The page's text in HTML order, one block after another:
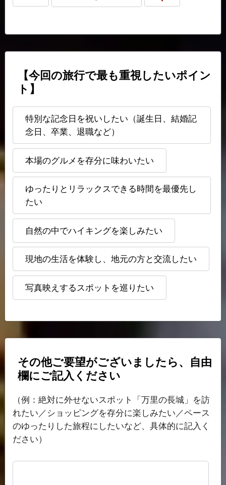
【今回の旅行で最も重視したいポイン
ト】
特別な記念日を祝いしたい（誕生日、結婚記
念日、卒業、退職など）
本場のグルメを存分に味わいたい
ゆったりとリラックスできる時間を最優先し
たい
自然の中でハイキングを楽しみたい
現地の生活を体験し、地元の方と交流したい
写真映えするスポットを巡りたい
その他ご要望がございましたら、自由
欄にご記入ください
（例：絶対に外せないスポット「万里の長城」を訪
れたい／ショッピングを存分に楽しみたい／ペース
のゆったりした旅程にしたいなど、具体的に記入く
ださい）